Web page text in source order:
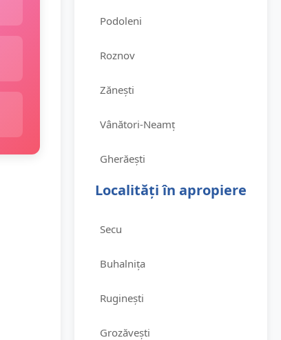
Podoleni
Roznov
Zănești
Vânători-Neamț
Gherăești
Localități în apropiere
Secu
Buhalnița
Ruginești
Grozăvești